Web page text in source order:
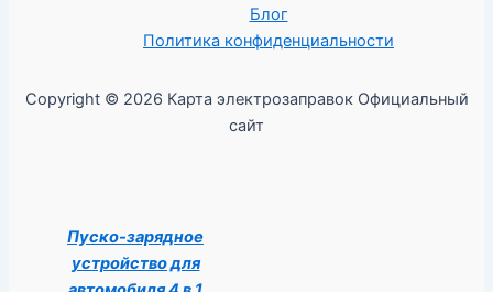
Блог
Политика конфиденциальности
Copyright © 2026 Карта электрозаправок Официальный
сайт
Пуско-зарядное
устройство для